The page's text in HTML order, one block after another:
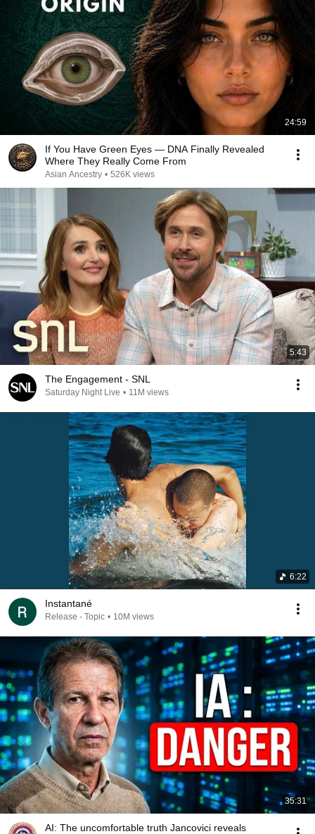
24:59
If You Have Green Eyes — DNA Finally Revealed
Where They Really Come From
Asian Ancestry • 526K views
5:43
The Engagement - SNL
Saturday Night Live • 11M views
6:22
Instantané
Release - Topic • 10M views
35:31
AI: The uncomfortable truth Jancovici reveals